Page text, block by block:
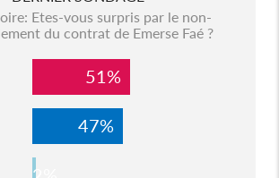
Etes-vous surpris par le non-
du contrat de Emerse Faé ?
51%
47%